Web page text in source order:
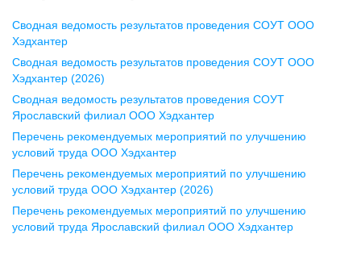
Воронеж
ул. Комиссаржевской, д. 10,
офис 1212
+7 473 280-05-05
pr@vrn.hh.ru
ул. Спартаковская, д. 2А, этаж 3,
помещение 15
+7 843 212-12-50
Сводная ведомость результатов проведения СОУТ ООО
Хэдхантер
Сводная ведомость результатов проведения СОУТ ООО
Хэдхантер (2026)
Сводная ведомость результатов проведения СОУТ
Ярославский филиал ООО Хэдхантер
Перечень рекомендуемых мероприятий по улучшению
условий труда ООО Хэдхантер
Перечень рекомендуемых мероприятий по улучшению
условий труда ООО Хэдхантер (2026)
Перечень рекомендуемых мероприятий по улучшению
условий труда Ярославский филиал ООО Хэдхантер